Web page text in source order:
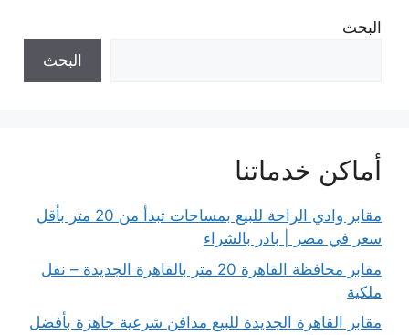
البحث
البحث
أماكن خدماتنا
مقابر وادي الراحة للبيع بمساحات تبدأ من 20 متر بأقل
سعر في مصر | بادر بالشراء
مقابر محافظة القاهرة 20 متر بالقاهرة الجديدة – نقل
ملكية
مقابر القاهرة الجديدة للبيع مدافن شرعية جاهزة بأفضل